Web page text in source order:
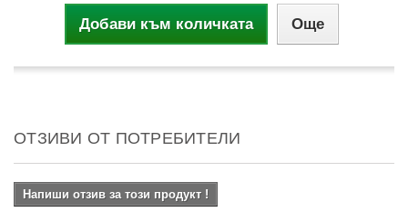
Добави към количката Още
ОТЗИВИ ОТ ПОТРЕБИТЕЛИ
Напиши отзив за този продукт !